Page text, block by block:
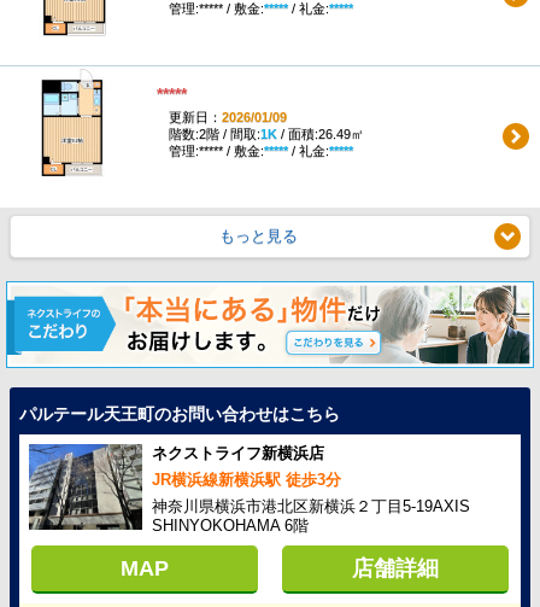
管理:***** / 敷金:*****/ 礼金:*****
*****
更新日： 2026/01/09
階数:2階 / 間取:1K/ 面積:26.49㎡
管理:***** / 敷金:*****/ 礼金:*****
もっと見る
パルテール天王町のお問い合わせはこちら
ネクストライフ新横浜店
JR横浜線新横浜駅 徒歩3分
神奈川県横浜市港北区新横浜２丁目5-19AXIS
SHINYOKOHAMA 6階
MAP 店舗詳細